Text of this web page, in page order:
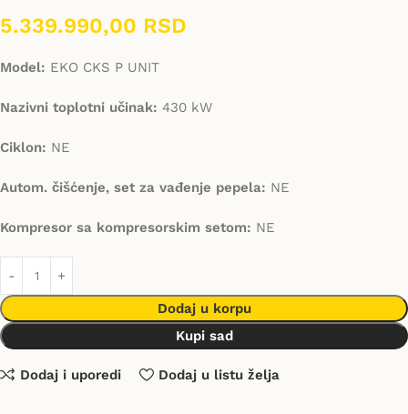
5.339.990,00 RSD
Model: EKO CKS P UNIT
Nazivni toplotni učinak: 430 kW
Ciklon: NE
Autom. čišćenje, set za vađenje pepela: NE
Kompresor sa kompresorskim setom: NE
Dodaj u korpu
Kupi sad
Dodaj i uporedi Dodaj u listu želja